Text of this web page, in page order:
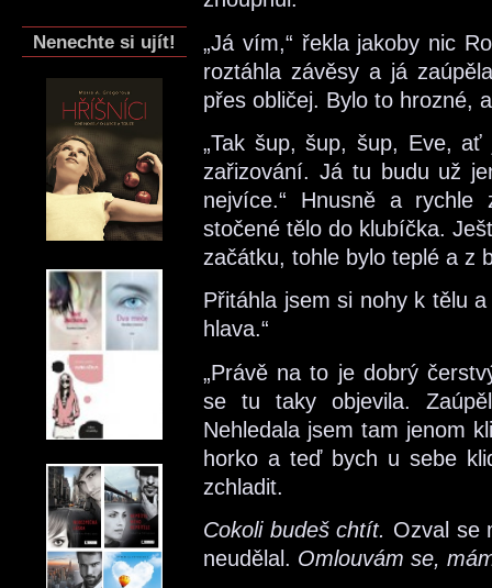
Nenechte si ujít!
„Já vím,“ řekla jakoby nic
roztáhla závěsy a já
přes obličej. Bylo to hrozné,
„Tak šup, šup, šup, Eve,
zařizování. Já tu budu už
nejvíce.“ Hnusně a
stočené tělo do klubíčka.
začátku, tohle bylo teplé a z
Přitáhla jsem si nohy k tělu
hlava.“
„Právě na to je dobrý
se tu taky objevila.
Nehledala jsem tam jenom
horko a teď bych u sebe
zchladit.
Cokoli budeš chtít. Ozval se
neudělal. Omlouvám se,